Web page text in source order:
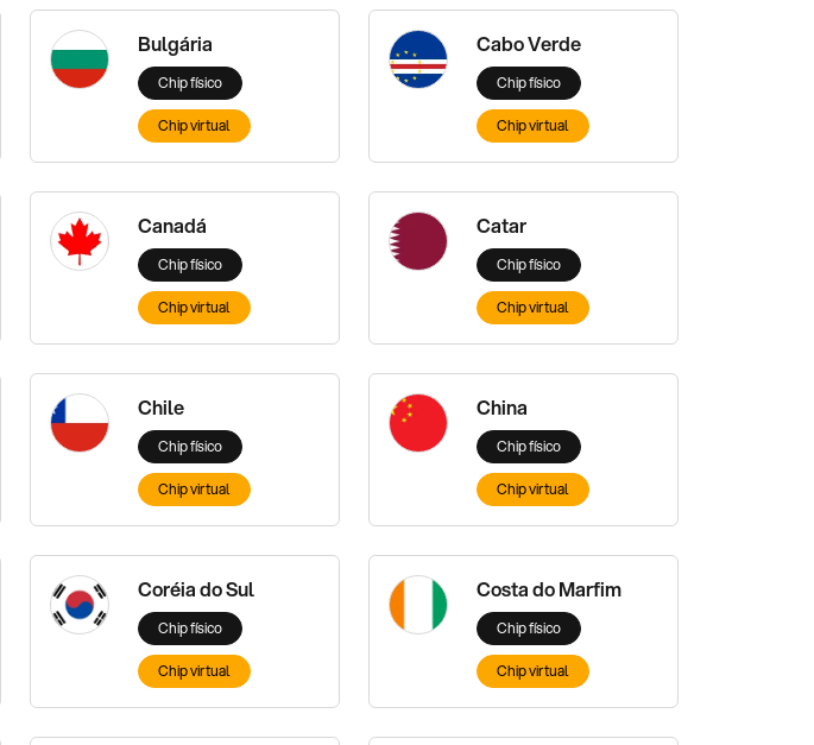
Bulgária
Chip físico
Chip virtual
Cabo Verde
Chip físico
Chip virtual
Canadá
Chip físico
Chip virtual
Catar
Chip físico
Chip virtual
Chile
Chip físico
Chip virtual
China
Chip físico
Chip virtual
Coréia do Sul
Chip físico
Chip virtual
Costa do Marfim
Chip físico
Chip virtual